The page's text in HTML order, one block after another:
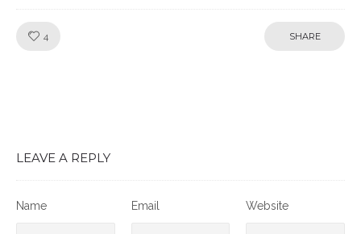
4 SHARE
LEAVE A REPLY
Name Email Website